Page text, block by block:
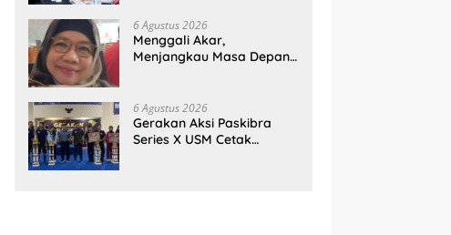
6 Agustus 2026
Menggali Akar,
Menjangkau Masa Depan:
Berkelanjutan
6 Agustus 2026
Gerakan Aksi Paskibra
Series X USM Cetak